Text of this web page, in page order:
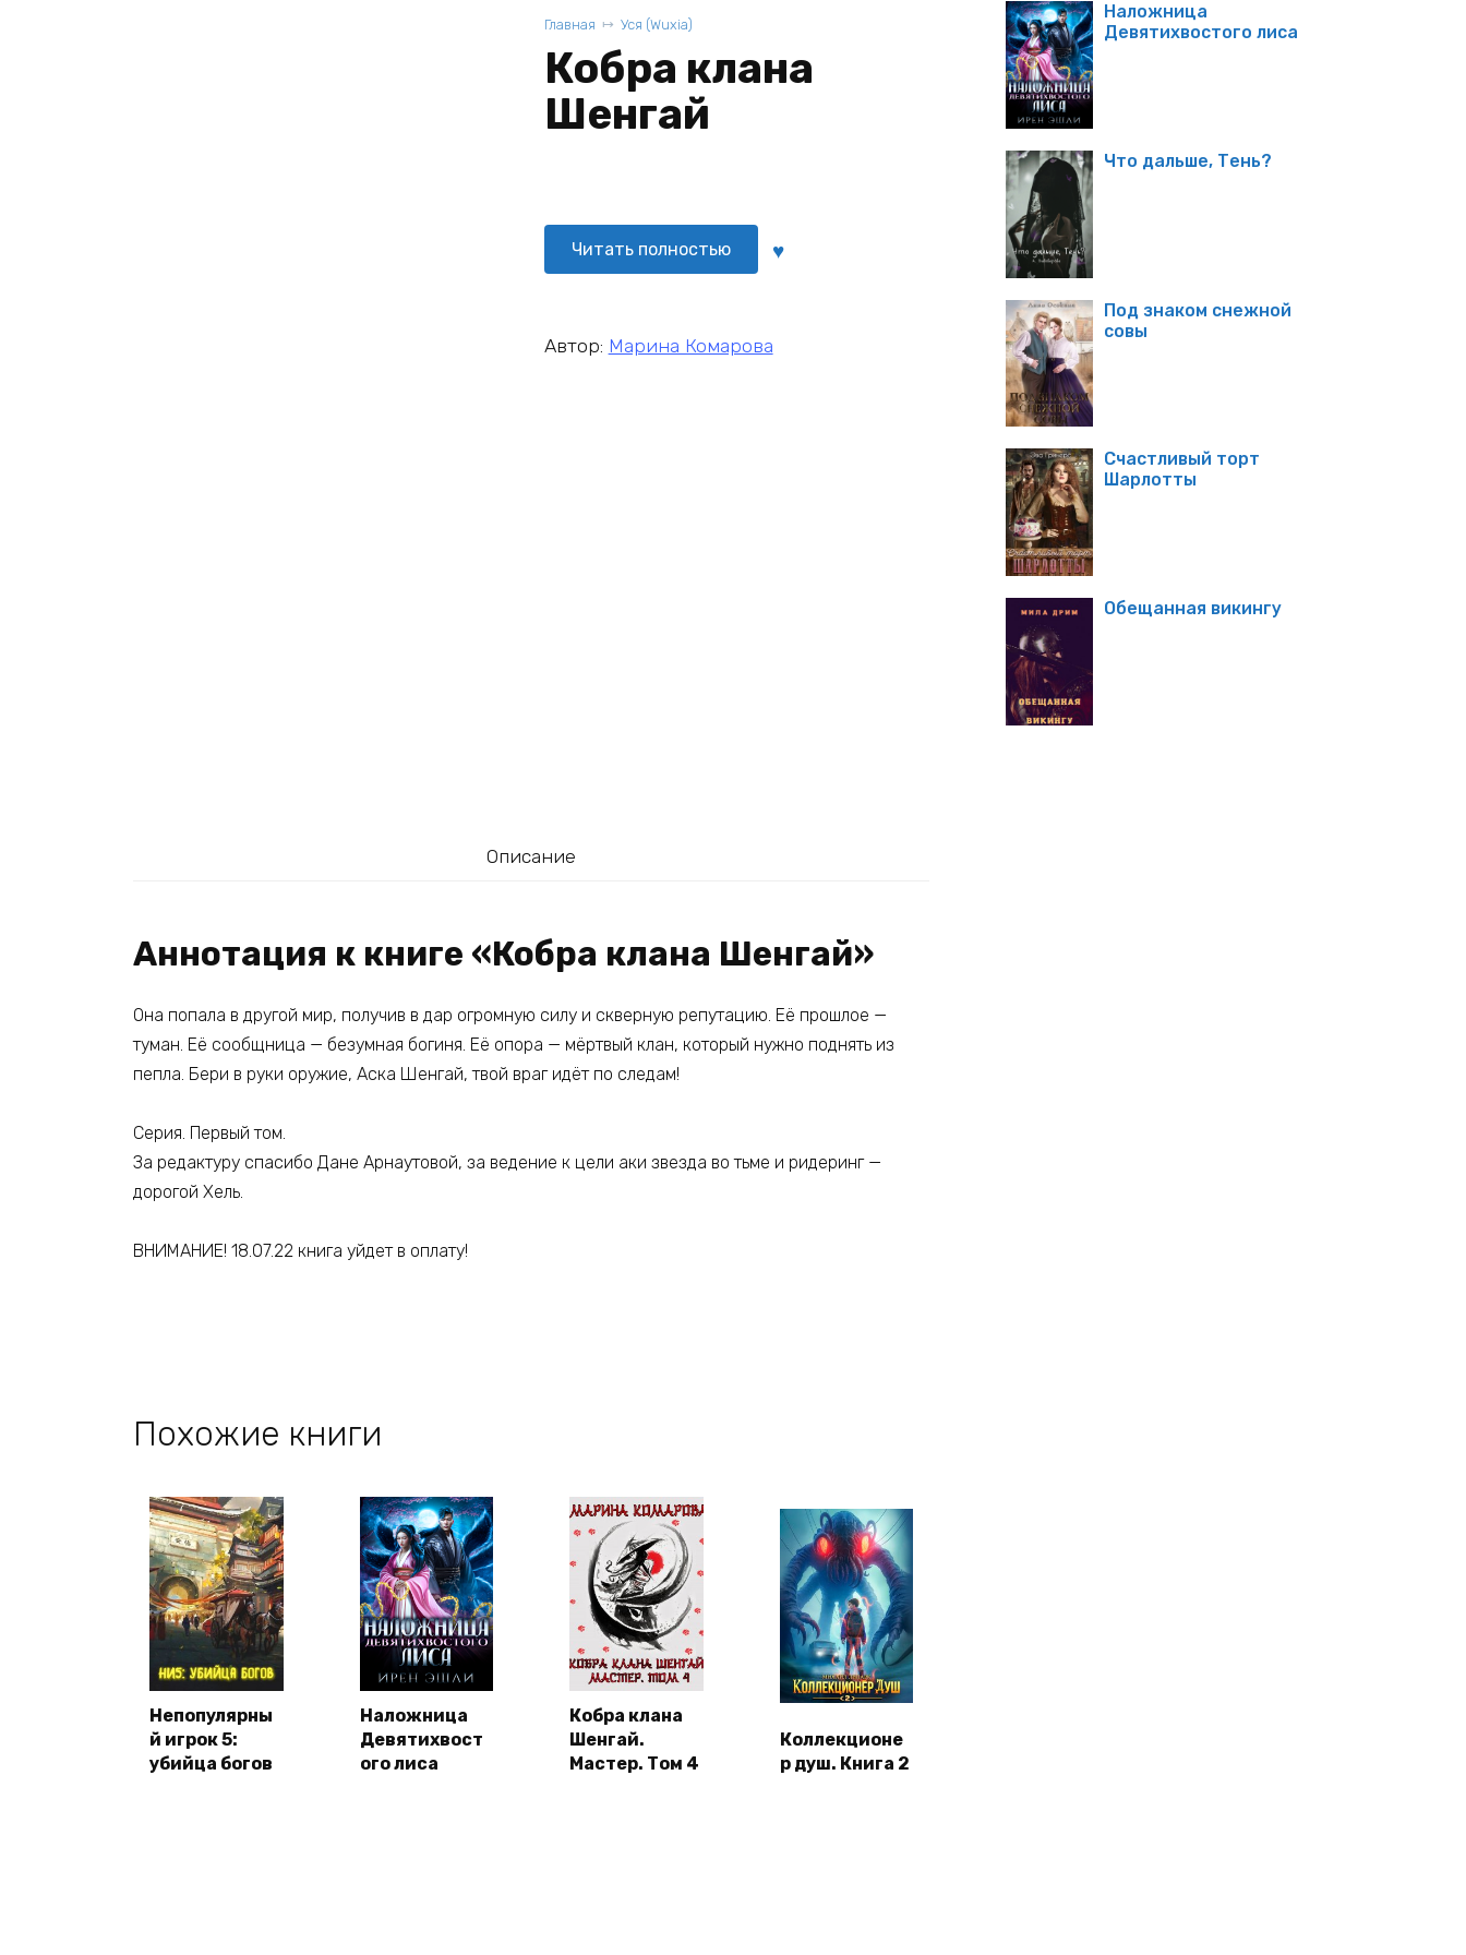
Главная Уся (Wuxia)
Кобра клана
Шенгай
Читать полностью
Автор: Марина Комарова
Описание
Аннотация к книге «Кобра клана Шенгай»
Она попала в другой мир, получив в дар огромную силу и скверную репутацию. Её прошлое —
туман. Её сообщница — безумная богиня. Её опора — мёртвый клан, который нужно поднять из
пепла. Бери в руки оружие, Аска Шенгай, твой враг идёт по следам!
Серия. Первый том.
За редактуру спасибо Дане Арнаутовой, за ведение к цели аки звезда во тьме и ридеринг —
дорогой Хель.
ВНИМАНИЕ! 18.07.22 книга уйдет в оплату!
Похожие книги
Непопулярны
й игрок 5:
убийца богов
Наложница
Девятихвост
ого лиса
Кобра клана
Шенгай.
Мастер. Том 4
Коллекционе
р душ. Книга 2
Наложница
Девятихвостого лиса
Что дальше, Тень?
Под знаком снежной
совы
Счастливый торт
Шарлотты
Обещанная викингу